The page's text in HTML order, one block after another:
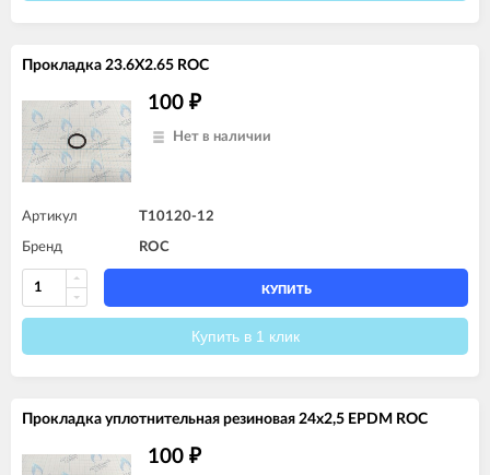
Прокладка 23.6X2.65 ROC
100 ₽
Нет в наличии
Артикул T10120-12
Бренд ROC
КУПИТЬ
Купить в 1 клик
Прокладка уплотнительная резиновая 24x2,5 EPDM ROC
100 ₽